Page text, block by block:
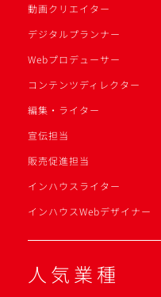
動画クリエイター
デジタルプランナー
Webプロデューサー
コンテンツディレクター
編集・ライター
宣伝担当
販売促進担当
インハウスライター
インハウスWebデザイナー
人気業種